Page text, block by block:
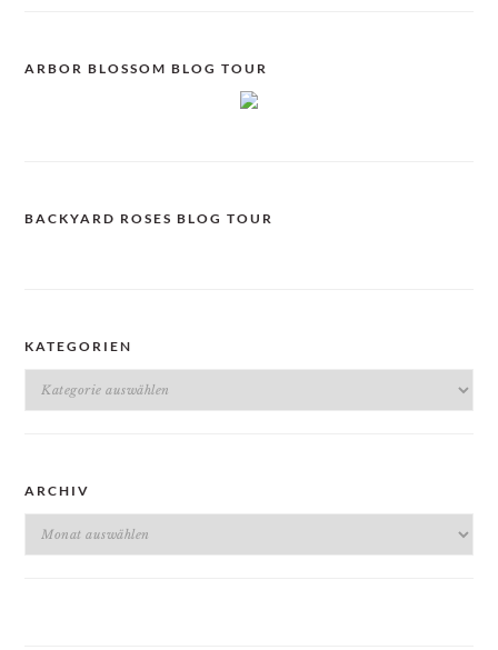
ARBOR BLOSSOM BLOG TOUR
BACKYARD ROSES BLOG TOUR
KATEGORIEN
Kategorien
ARCHIV
Archiv